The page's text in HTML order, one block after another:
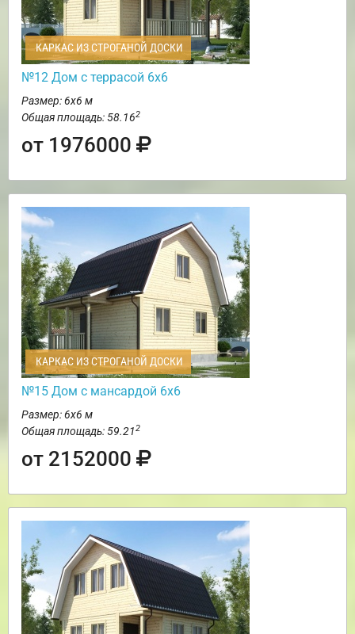
КАРКАС ИЗ СТРОГАНОЙ ДОСКИ
№12 Дом с террасой 6х6
Размер: 6х6 м
Общая площадь: 58.162
от 1976000
КАРКАС ИЗ СТРОГАНОЙ ДОСКИ
№15 Дом с мансардой 6х6
Размер: 6х6 м
Общая площадь: 59.212
от 2152000